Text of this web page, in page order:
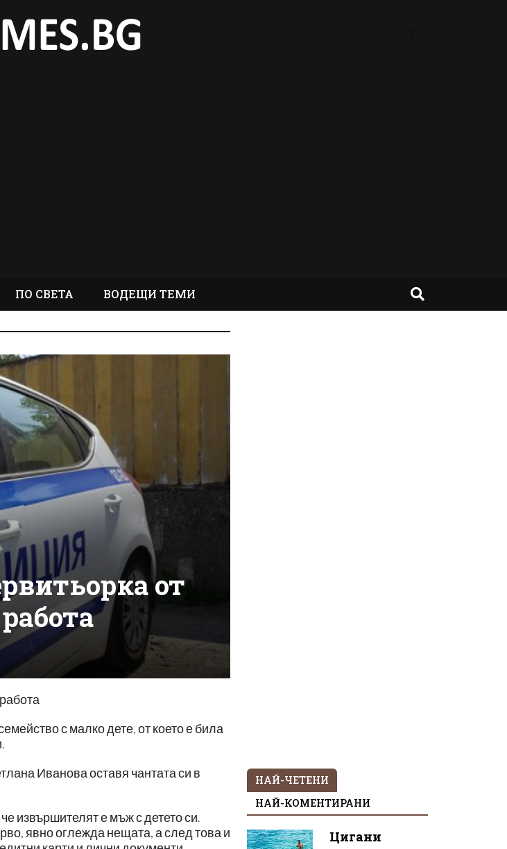
ПО СВЕТА ВОДЕЩИ ТЕМИ
от
с малко дете, от което е била
Иванова оставя чантата си в
извършителят е мъж с детето си.
явно оглежда нещата, а след това и
НАЙ-ЧЕТЕНИ
НАЙ-КОМЕНТИРАНИ
Цигани